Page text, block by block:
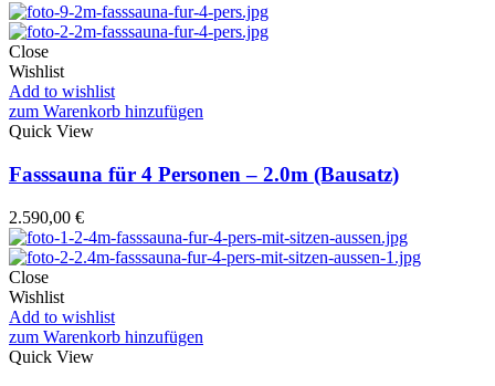
Close
Wishlist
Add to wishlist
zum Warenkorb hinzufügen
Quick View
Fasssauna für 4 Personen – 2.0m (Bausatz)
2.590,00 €
Close
Wishlist
Add to wishlist
zum Warenkorb hinzufügen
Quick View